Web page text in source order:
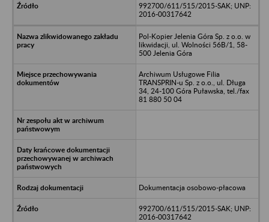
992700/611/515/2015-SAK; UNP:
2016-00317642
Pol-Kopier Jelenia Góra Sp. z o.o. w
likwidacji, ul. Wolności 56B/1, 58-
500 Jelenia Góra
Archiwum Usługowe Filia
TRANSPRIN-u Sp. z o.o., ul. Długa
34, 24-100 Góra Puławska, tel./fax
81 880 50 04
Dokumentacja osobowo-płacowa
992700/611/515/2015-SAK; UNP:
2016-00317642